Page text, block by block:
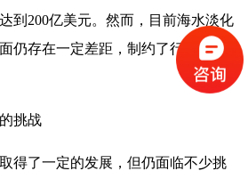
到200亿美元。然而，目前海水淡化
仍存在一定差距，制约了行业的发
挑战
得了一定的发展，但仍面临不少挑